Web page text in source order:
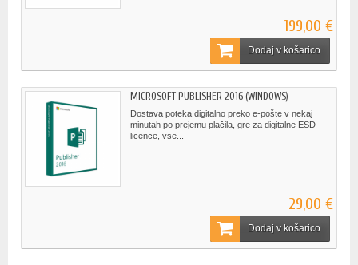
199,00 €
Dodaj v košarico
MICROSOFT PUBLISHER 2016 (WINDOWS)
Dostava poteka digitalno preko e-pošte v nekaj
minutah po prejemu plačila, gre za digitalne ESD
licence, vse...
29,00 €
Dodaj v košarico